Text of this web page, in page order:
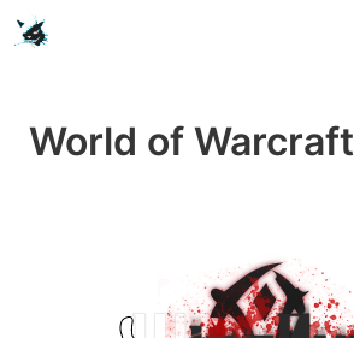
World of Warcraft